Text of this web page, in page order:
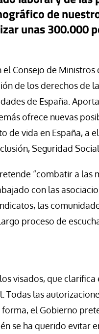
de
unas 300.000
Consejo de Ministros
de los derechos de
de España.
ofrece nuevas
vida en España, a
Seguridad
“combatir a las
con las
las
proceso de
visados, que
las
el Gobierno
se ha querido evitar